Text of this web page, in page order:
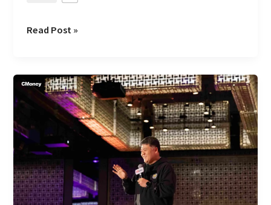
Read Post »
樊
書
發
佈
會
－
CMoney